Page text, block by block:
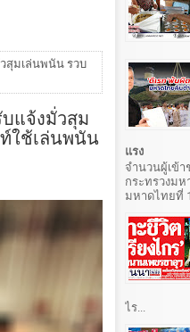
สุมเล่นพนัน รวบ
แจ้งมั่วสุม
ใช้เล่นพนัน
แรง
จำนวนผู้เข้
กระทรวงม
มหาดไทยที่
ไร...